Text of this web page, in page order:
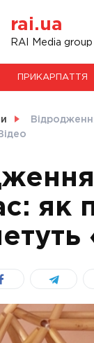
rai.ua
RAI Media group
ПРИКАРПАТТЯ
як